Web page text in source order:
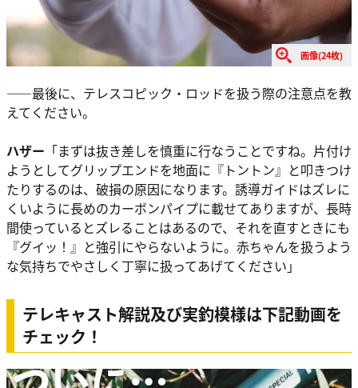
画像(24枚)
――最後に、テレスコピック・ロッドを扱う際の注意点を教
えてください。
ハザー 「まずは抜き差しを慎重に行なうことですね。片付け
ようとしてグリップエンドを地面に『トントン』と叩きつけ
たりするのは、破損の原因になります。誘導ガイドはズレに
くいように長めのカーボンパイプに載せてありますが、長時
間使っているとズレることはあるので、それを直すときにも
『グイッ！』と強引にやらないように。赤ちゃんを扱うよう
な気持ちでやさしく丁寧に扱ってあげてください」
テレキャスト解説及び実釣模様は下記動画を
チェック！